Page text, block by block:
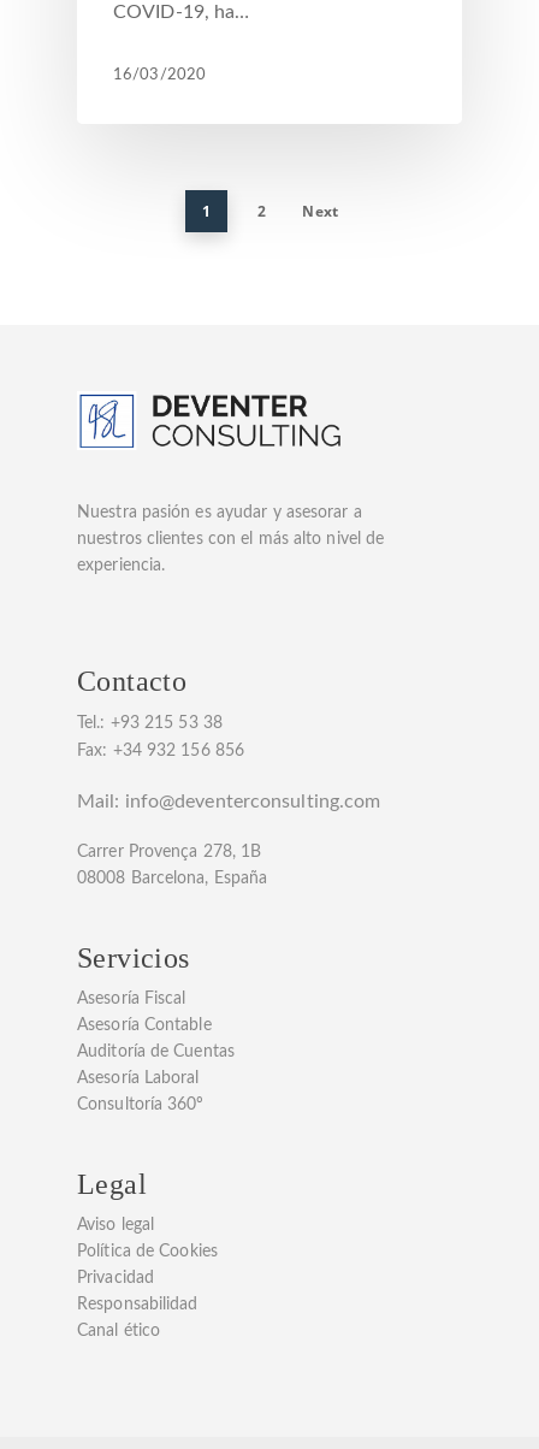
COVID-19, ha…
16/03/2020
1 2 Next
Nuestra pasión es ayudar y asesorar a
nuestros clientes con el más alto nivel de
experiencia.
Contacto
Tel.: +93 215 53 38
Fax: +34 932 156 856
Mail: info@deventerconsulting.com
Carrer Provença 278, 1B
08008 Barcelona, España
Servicios
Asesoría Fiscal
Asesoría Contable
Auditoría de Cuentas
Asesoría Laboral
Consultoría 360º
Legal
Aviso legal
Política de Cookies
Privacidad
Responsabilidad
Canal ético